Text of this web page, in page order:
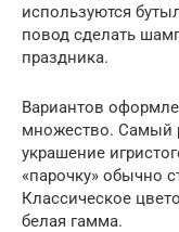
используются
повод сделать
праздника.
Вариантов
множество. Самый
украшение
«парочку» обычно
Классическое
белая гамма.